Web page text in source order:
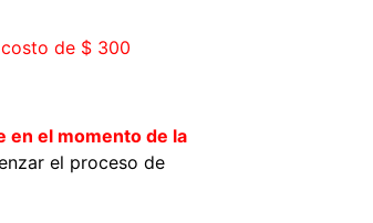
de $ 300
en el momento de la
el proceso de